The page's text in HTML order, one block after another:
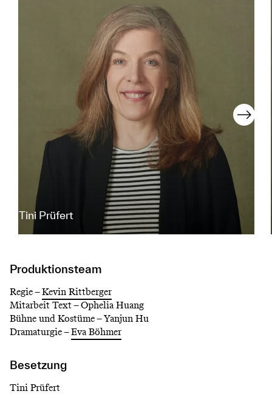
Tini Prüfert
Produktionsteam
Regie –Kevin Rittberger
Mitarbeit Text –Ophelia Huang
Bühne und Kostüme –Yanjun Hu
Dramaturgie –Eva Böhmer
Besetzung
Tini Prüfert